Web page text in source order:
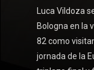
Luca Vildoza
Bologna en la
82 como
jornada de la